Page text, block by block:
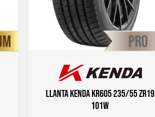
Llanta KENDA KR605 235/55 ZR19
101W